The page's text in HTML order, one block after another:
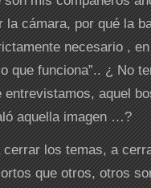
la cámara, por qué la
necesario , en
que funciona”.. ¿ No
aquel
aquella imagen …?
los temas, a
que otros, otros